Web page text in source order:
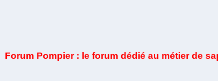
Forum Pompier : le forum dédié au métier de